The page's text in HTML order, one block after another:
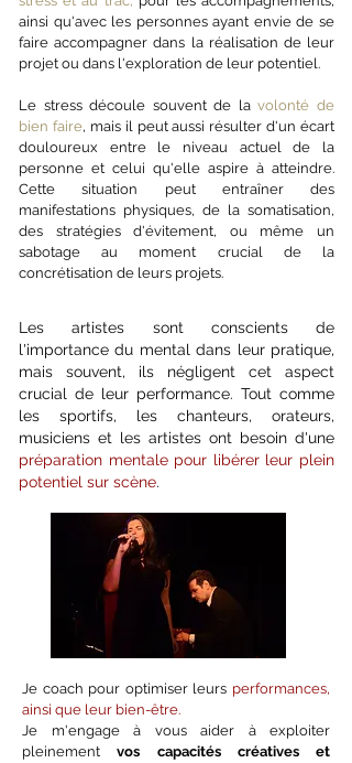
ainsi qu'avec les personnes ayant envie de se
faire accompagner dans la réalisation de leur
projet ou dans l'exploration de leur potentiel.
Le stress découle souvent de lavolonté de
bien faire, mais il peut aussi résulter d'un écart
douloureux entre le niveau actuel de la
personne et celui qu'elle aspire à atteindre.
Cette situation peut entraîner des
manifestations physiques, de la somatisation,
des stratégies d'évitement, ou même un
sabotage au moment crucial de la
concrétisation de leurs projets.
Les artistes sont conscients de
l'importance du mental dans leur pratique,
mais souvent, ils négligent cet aspect
crucial de leur performance. Tout comme
les sportifs, les chanteurs, orateurs,
musiciens et les artistes ont besoin d'une
préparation mentale pour libérer leur plein
potentiel sur scène.
Je coach pour optimiser leurs performances,
ainsi que leur bien-être.
Je m'engage à vous aider à exploiter
pleinementvos capacités créatives et